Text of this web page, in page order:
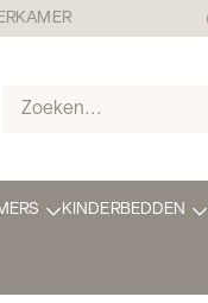
KINDERBEDDEN